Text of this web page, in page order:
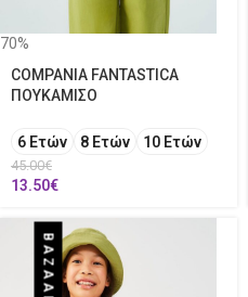
70%
COMPANIA FANTASTICA
ΠΟΥΚΑΜΙΣΟ
6 Ετών 8 Ετών 10 Ετών
45.00€
13.50€
BAZAAR